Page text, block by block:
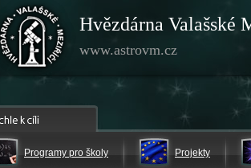
Hvězdárna Valašské
www.astrovm.cz
Programy pro školy Projekty